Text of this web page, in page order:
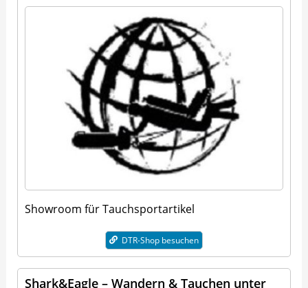
Showroom für Tauchsportartikel
DTR-Shop besuchen
Shark&Eagle – Wandern & Tauchen unter